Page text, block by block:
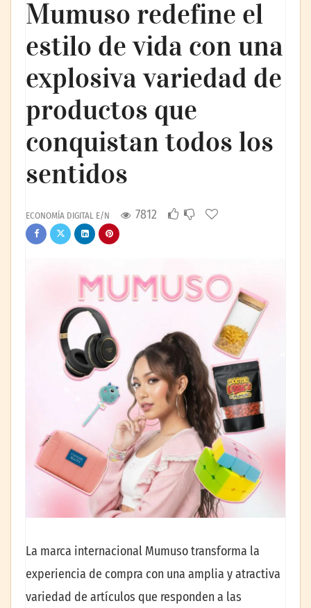
Mumuso redefine el
estilo de vida con una
explosiva variedad de
productos que
conquistan todos los
sentidos
ECONOMÍA DIGITAL E/N 7812
La marca internacional Mumuso transforma la
experiencia de compra con una amplia y atractiva
variedad de artículos que responden a las